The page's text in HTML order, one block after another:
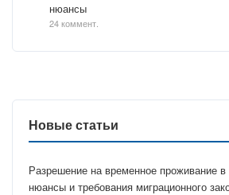
нюансы
24 коммент.
Новые статьи
Разрешение на временное проживание
нюансы и требования миграционного